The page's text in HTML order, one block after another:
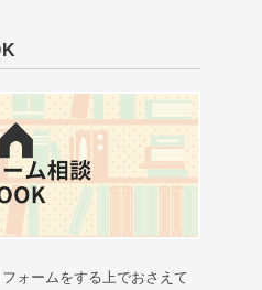
ォームをする上でおさえて